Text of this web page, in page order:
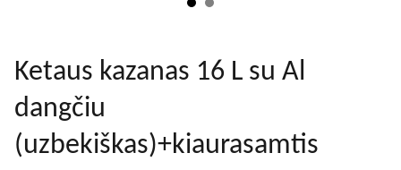
Ketaus kazanas 16 L su Al
dangčiu
(uzbekiškas)+kiaurasamtis